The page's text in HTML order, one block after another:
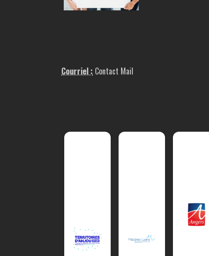
Courriel : Contact Mail